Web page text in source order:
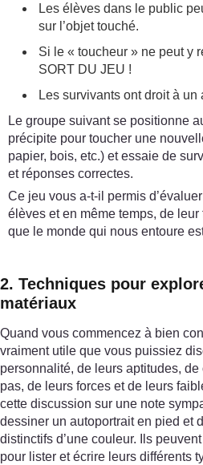
Les élèves dans le public
sur l’objet touché.
Si le « toucheur » ne peut y
SORT DU JEU !
Les survivants ont droit à un
Le groupe suivant se positionne
précipite pour toucher une
papier, bois, etc.) et essaie de
et réponses correctes.
Ce jeu vous a-t-il permis
élèves et en même temps, de
que le monde qui nous entoure
2. Techniques pour
matériaux
Quand vous commencez à bien
vraiment utile que vous puissiez
personnalité, de leurs aptitudes, de
pas, de leurs forces et de leurs
cette discussion sur une note
dessiner un autoportrait en pied et
distinctifs d’une couleur. Ils
pour lister et écrire leurs différents